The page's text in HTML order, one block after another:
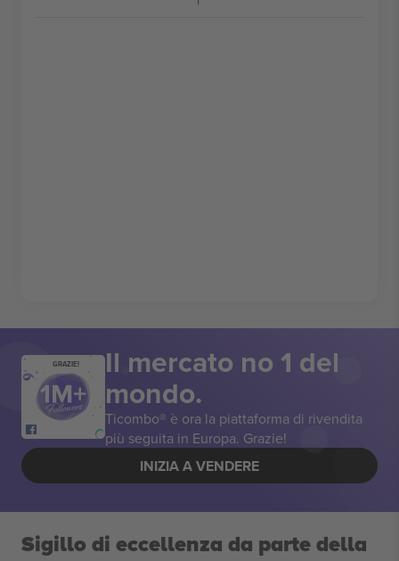
GRAZIE! Il mercato no 1 del
mondo.
Ticombo® è ora la piattaforma di rivendita
più seguita in Europa. Grazie!
INIZIA A VENDERE
Sigillo di eccellenza da parte della